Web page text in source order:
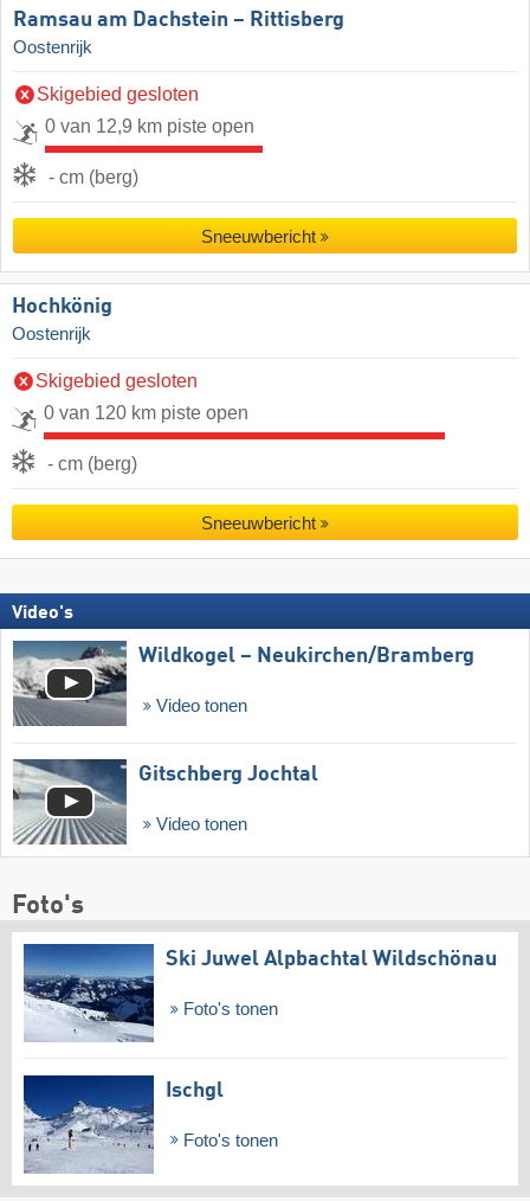
Ramsau am Dachstein – Rittisberg
Oostenrijk
Skigebied gesloten
0 van 12,9 km piste open
- cm (berg)
Sneeuwbericht
Hochkönig
Oostenrijk
Skigebied gesloten
0 van 120 km piste open
- cm (berg)
Sneeuwbericht
Video's
Wildkogel – Neukirchen/​Bramberg
Video tonen
Gitschberg Jochtal
Video tonen
Foto's
Ski Juwel Alpbachtal Wildschönau
Foto's tonen
Ischgl
Foto's tonen